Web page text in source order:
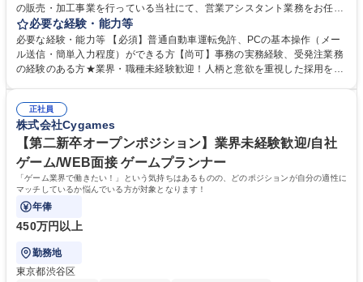
の販売・加工事業を行っている当社にて、営業アシスタント業務をお任せ
いたします。注文対応やWebデータの出力、各所への発注・加工依頼のほ
か、電話・メール対応等の事務業務を担当します。 ■受注・発注業務：FA
Xによる注文対応、Web発注データのプリントアウト、各仕入先・協力会
社への発注および加工依頼等 ■納品書・請求書の作成および発送手配 ■商
当社の指定する業務 募集職種 東京都品川区【営業アシスタント】未経験O
K◆受発注・事務◆年間休日130日
必要な経験・能力等
必要な経験・能力等 【必須】普通自動車運転免許、PCの基本操作（メー
ル送信・簡単入力程度）ができる方【尚可】事務の実務経験、受発注業務
の経験のある方★業界・職種未経験歓迎！人柄と意欲を重視した採用を行
変化に臨機応変かつ柔軟に対応できる方、約束を守り正確に作業を進めら
れる方を求めています。高度なPCスキルや関数知識は一切不要です。丁
寧な指導体制が整っているため、安心してお仕事をスタートしていただけ
ます。 学歴・資格 学歴：大学院 大学 高専 短大 専修学校 高校 語学力：
資格：
正社員
株式会社Cygames
【第二新卒オープンポジション】業界未経験歓迎/自社
ゲーム/WEB面接 ゲームプランナー
「ゲーム業界で働きたい！」という気持ちはあるものの、どのポジションが自分の適性に
マッチしているか悩んでいる方が対象となります！
年俸
450万円以上
勤務地
東京都渋谷区